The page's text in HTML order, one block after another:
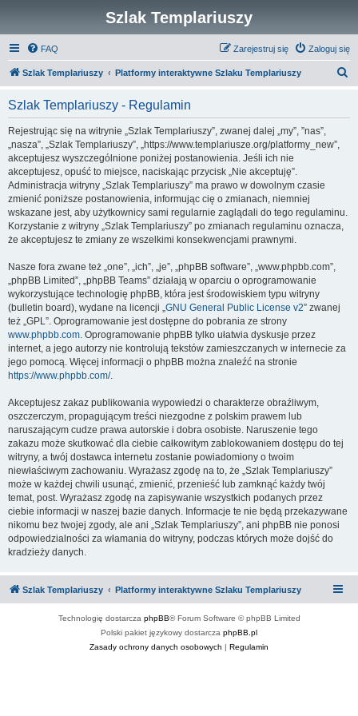
Szlak Templariuszy
FAQ Zaloguj się
Zarejestruj się
Szlak Templariuszy Platformy interaktywne Szlaku Templariuszy
Szlak Templariuszy - Regulamin
Rejestrując się na witrynie „Szlak Templariuszy”, zwanej dalej „my”, ”nas”,
„nasza”, „Szlak Templariuszy”, „https://www.templariusze.org/platformy_new”,
akceptujesz wyszczególnione poniżej postanowienia. Jeśli ich nie
akceptujesz, opuść to miejsce, naciskając przycisk „Nie akceptuję”.
Administracja witryny „Szlak Templariuszy” ma prawo w dowolnym czasie
zmienić poniższe postanowienia, informując cię o zmianach, niemniej
wskazane jest, aby użytkownicy sami regularnie zaglądali do tego regulaminu.
Korzystanie z witryny „Szlak Templariuszy” po zmianach regulaminu oznacza,
że akceptujesz te zmiany ze wszelkimi konsekwencjami prawnymi.
Nasze fora zwane też „one”, „ich”, „je”, „phpBB software”, „www.phpbb.com”,
„phpBB Limited”, „phpBB Teams” działają w oparciu o oprogramowanie
wykorzystujące technologię phpBB, która jest środowiskiem typu witryny
(bulletin board), wydane na licencji „GNU General Public License v2” zwanej
też „GPL”. Oprogramowanie jest dostępne do pobrania ze strony
www.phpbb.com. Oprogramowanie phpBB tylko ułatwia dyskusje przez
internet, a jego autorzy nie kontrolują tekstów zamieszczanych w internecie za
jego pomocą. Więcej informacji o phpBB można znaleźć na stronie
https://www.phpbb.com/.
Akceptujesz zakaz publikowania wypowiedzi o charakterze obraźliwym,
oszczerczym, propagującym treści niezgodne z polskim prawem lub
naruszającym cudze prawa autorskie i dobra osobiste. Naruszenie tego
zakazu może skutkować dla ciebie całkowitym zablokowaniem dostępu do tej
witryny, a twój dostawca internetu zostanie powiadomiony o twoim
niewłaściwym zachowaniu. Wyrażasz zgodę na to, że „Szlak Templariuszy”
może w każdej chwili usunąć, zmienić, przenieść lub zamknąć każdy twój
temat, post. Wyrażasz zgodę na zapisywanie wszystkich podanych przez
ciebie informacji w naszej bazie danych. Informacje te nie będą przekazywane
nikomu bez twojej zgody, ale ani „Szlak Templariuszy”, ani phpBB nie ponosi
odpowiedzialności za włamania do witryny, podczas których może dojść do
kradzieży danych.
Szlak Templariuszy Platformy interaktywne Szlaku Templariuszy
Technologię dostarcza phpBB® Forum Software © phpBB Limited
Polski pakiet językowy dostarcza phpBB.pl
Zasady ochrony danych osobowych | Regulamin